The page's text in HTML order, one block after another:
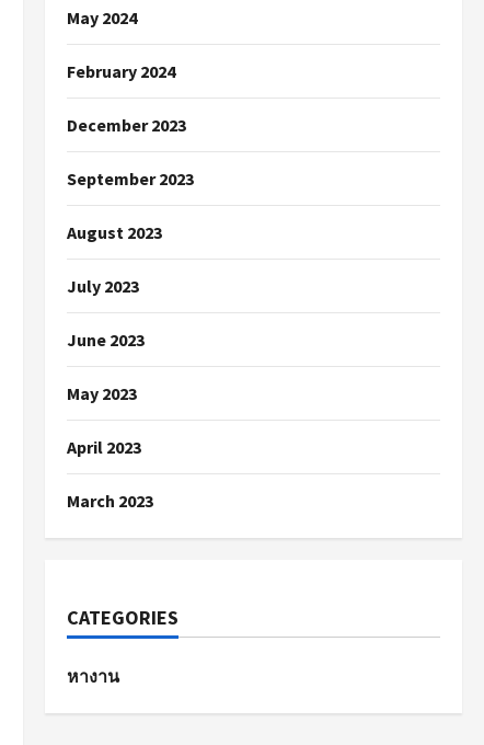
May 2024
February 2024
December 2023
September 2023
August 2023
July 2023
June 2023
May 2023
April 2023
March 2023
CATEGORIES
หางาน